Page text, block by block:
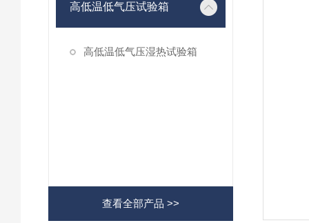
高低温低气压试验箱
高低温低气压湿热试验箱
查看全部产品 >>